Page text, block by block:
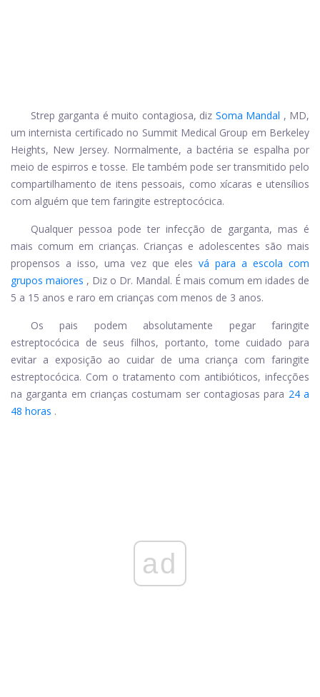
Strep garganta é muito contagiosa, diz Soma Mandal , MD,
um internista certificado no Summit Medical Group em Berkeley
Heights, New Jersey. Normalmente, a bactéria se espalha por
meio de espirros e tosse. Ele também pode ser transmitido pelo
compartilhamento de itens pessoais, como xícaras e utensílios
com alguém que tem faringite estreptocócica.
Qualquer pessoa pode ter infecção de garganta, mas é
mais comum em crianças. Crianças e adolescentes são mais
propensos a isso, uma vez que eles vá para a escola com
grupos maiores , Diz o Dr. Mandal. É mais comum em idades de
5 a 15 anos e raro em crianças com menos de 3 anos.
Os pais podem absolutamente pegar
faringite
estreptocócica de seus filhos, portanto, tome cuidado para
evitar a exposição ao cuidar de uma criança com faringite
estreptocócica. Com o tratamento com antibióticos, infecções
na garganta em crianças costumam ser contagiosas para 24 a
48 horas .
ad